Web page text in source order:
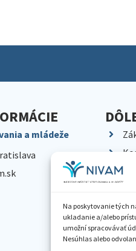
Na poskytovanie tých
ukladanie a/alebo
umožní spracovávať
Nesúhlas alebo
a mládeže